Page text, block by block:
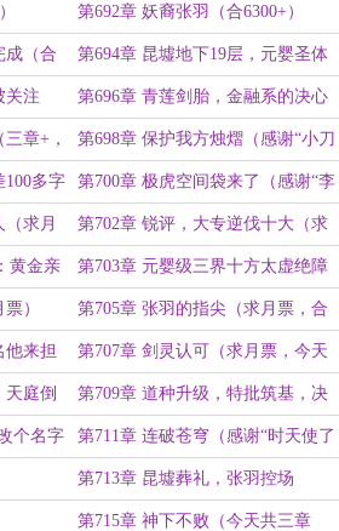
6570+）
第692章 妖裔张羽（合6300+）
成（合 第694章 昆墟地下19层，元婴圣体
（合6620+）
关注 第696章 青莲剑胎，金融系的决心
（8930+，差60多字三章求月票）
章+， 第698章 保护我方烛熠（感谢“小刀
1905”打赏盟主）
100多字 第700章 极虎空间袋来了（感谢“李
副厅”打赏盟主）
求月 第702章 锐评，大专逆伐十大（求
月票，合6400+）
黄金亲
号等身
第703章 元婴级三界十方太虚绝障
） 第705章 张羽的指尖（求月票，合
6420+）
他来担 第707章 剑灵认可（求月票，今天
共7400+）
天庭倒 第709章 道种升级，特批筑基，决
战开启（7130+）
个名字 第711章 连破苍穹（感谢“时天使了
解一下”打赏盟主）
第713章 昆墟葬礼，张羽控场
第715章 神下不败（今天共三章